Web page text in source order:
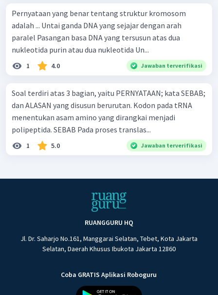
Pernyataan yang benar tentang struktur kromosom
adalah ... Untai ganda DNA yang sejajar dengan arah
paralel Pasangan basa DNA yang tersusun atas dua
nukleotida purin atau dua nukleotida Un...
1 4.0 Jawaban terverifikasi
Soal terdiri atas 3 bagian, yaitu PERNYATAAN; kata SEBAB;
dan ALASAN yang disusun berurutan. Kodon pada tRNA
menentukan asam amino yang dirangkai menjadi
polipeptida. SEBAB Pada proses translas...
1 5.0 Jawaban terverifikasi
RUANGGURU HQ
Jl. Dr. Saharjo No.161, Manggarai Selatan, Tebet, Kota Jakarta
Selatan, Daerah Khusus Ibukota Jakarta 12860
Coba GRATIS Aplikasi Roboguru